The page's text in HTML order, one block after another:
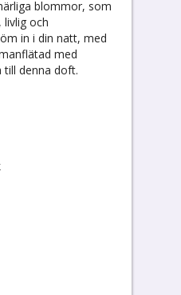
blommor, som
och
in i din natt, med
med
till denna doft.